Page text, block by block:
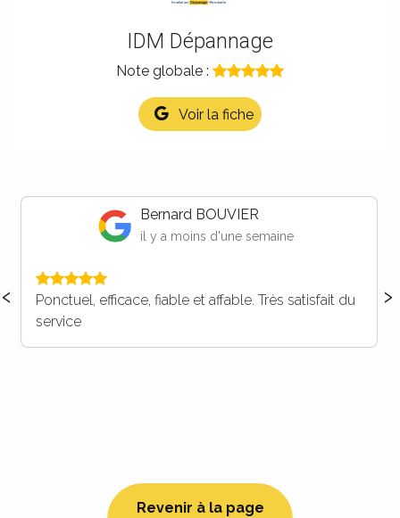
IDM Dépannage
Note globale :
Voir la fiche
Vous faites parti de nos prestataires dorénavant ,
c’est certain ! Merci à vous pour votre réactivité, et
‹ ›
Revenir à la page